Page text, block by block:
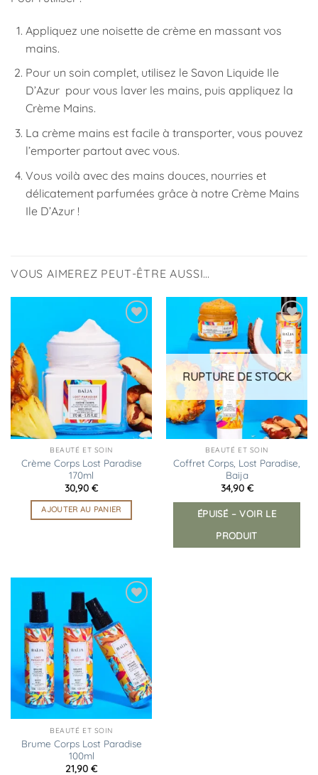
Appliquez une noisette de crème en massant vos
mains.
Pour un soin complet, utilisez le Savon Liquide Ile
D’Azur pour vous laver les mains, puis appliquez la
Crème Mains.
La crème mains est facile à transporter, vous pouvez
l’emporter partout avec vous.
Vous voilà avec des mains douces, nourries et
délicatement parfumées grâce à notre Crème Mains
Ile D’Azur !
VOUS AIMEREZ PEUT-ÊTRE AUSSI…
d’envies
BEAUTÉ ET SOIN
Crème Corps Lost Paradise
170ml
30,90 €
AJOUTER AU PANIER
Ajouter
à la
liste
d’envies
RUPTURE DE STOCK
BEAUTÉ ET SOIN
Coffret Corps, Lost Paradise,
Baija
34,90 €
ÉPUISÉ – VOIR LE
PRODUIT
liste
d’envies
BEAUTÉ ET SOIN
Brume Corps Lost Paradise
100ml
21,90 €